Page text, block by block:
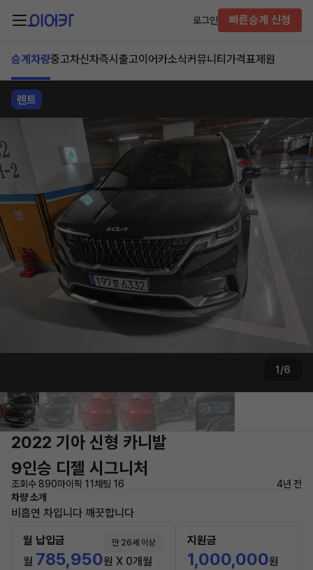
로그인 빠른승계 신청
승계차량중고차신차즉시출고이어카소식커뮤니티 가격표제원
렌트
1/6
2022 기아 신형 카니발
9인승 디젤 시그니처
조회수 890마이픽 11채팅 16
4년 전
차량 소개
비흡연 차입니다 깨끗합니다
월 납입금 만 26세 이상
월 785,950원 X 0개월
지원금
1,000,000원